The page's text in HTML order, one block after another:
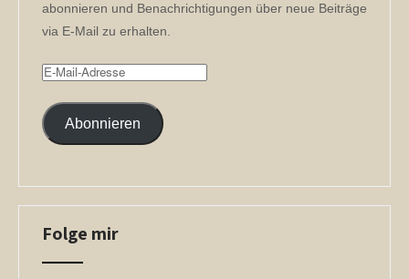
abonnieren und Benachrichtigungen über neue Beiträge
via E-Mail zu erhalten.
E-
AdresseAbonnieren
Folge mir